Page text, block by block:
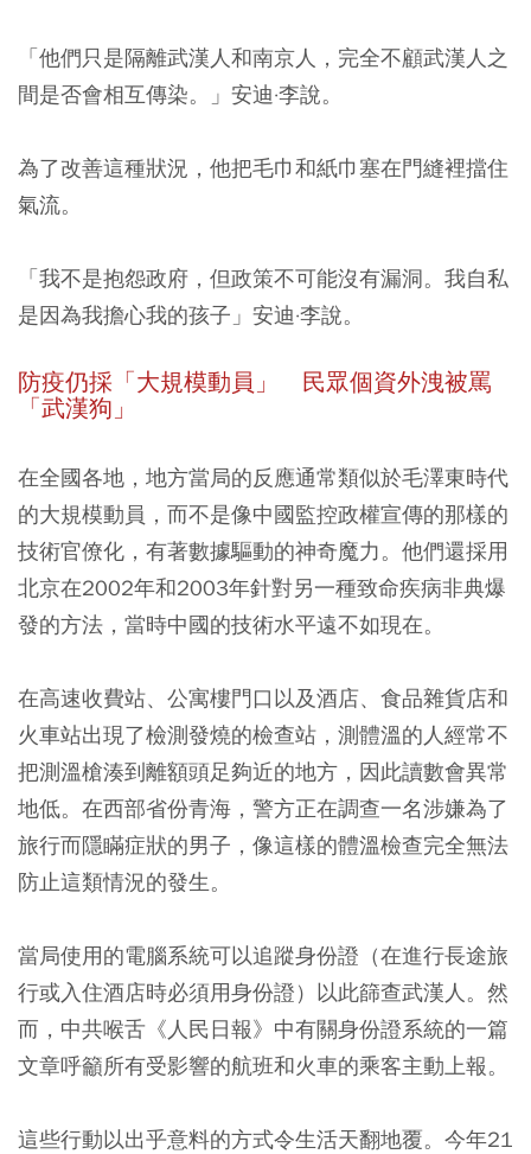
「他們只是隔離武漢人和南京人，完全不顧武漢人之
間是否會相互傳染。」安迪·李說。
為了改善這種狀況，他把毛巾和紙巾塞在門縫裡擋住
氣流。
「我不是抱怨政府，但政策不可能沒有漏洞。我自私
是因為我擔心我的孩子」安迪·李說。
防疫仍採「大規模動員」 民眾個資外洩被罵
「武漢狗」
在全國各地，地方當局的反應通常類似於毛澤東時代
的大規模動員，而不是像中國監控政權宣傳的那樣的
技術官僚化，有著數據驅動的神奇魔力。他們還採用
北京在2002年和2003年針對另一種致命疾病非典爆
發的方法，當時中國的技術水平遠不如現在。
在高速收費站、公寓樓門口以及酒店、食品雜貨店和
火車站出現了檢測發燒的檢查站，測體溫的人經常不
把測溫槍湊到離額頭足夠近的地方，因此讀數會異常
地低。在西部省份青海，警方正在調查一名涉嫌為了
旅行而隱瞞症狀的男子，像這樣的體溫檢查完全無法
防止這類情況的發生。
當局使用的電腦系統可以追蹤身份證（在進行長途旅
行或入住酒店時必須用身份證）以此篩查武漢人。然
而，中共喉舌《人民日報》中有關身份證系統的一篇
文章呼籲所有受影響的航班和火車的乘客主動上報。
這些行動以出乎意料的方式令生活天翻地覆。今年21